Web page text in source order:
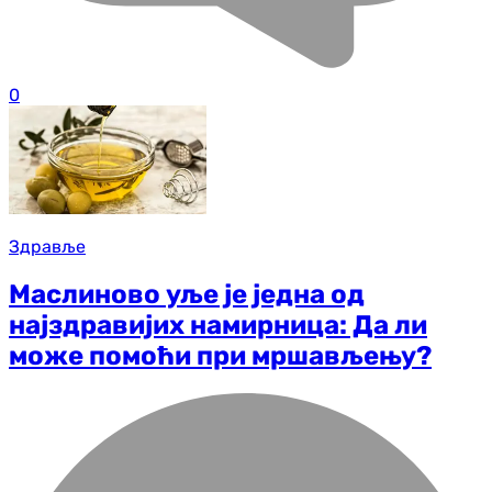
0
Здравље
Маслиново уље је једна од
најздравијих намирница: Да ли
може помоћи при мршављењу?